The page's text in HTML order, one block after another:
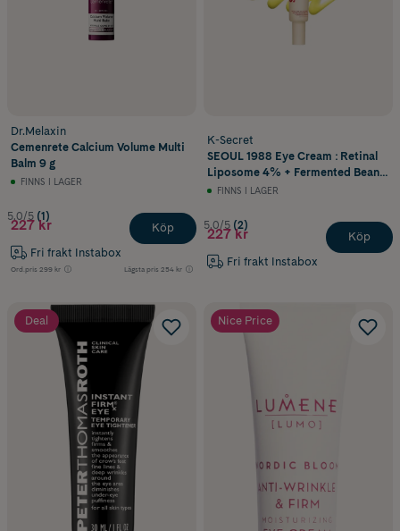
Dr.Melaxin
Cemenrete Calcium Volume Multi
Balm 9 g
FINNS I LAGER
5.0/5 (1)
227 kr
Fri frakt Instabox
Ord.pris 299 kr Lägsta pris 254 kr
Köp
K-Secret
SEOUL 1988 Eye Cream : Retinal
Liposome 4% + Fermented Bean
30 ml
FINNS I LAGER
5.0/5 (2)
227 kr
Fri frakt Instabox
Köp
Deal Nice Price